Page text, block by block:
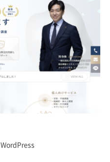
WordPress